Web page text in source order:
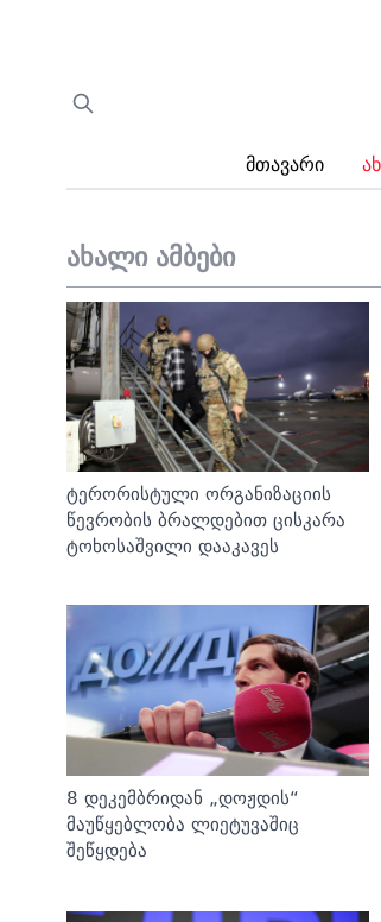
Მთავარი
ახალი ამბები
ტერორისტული ორგანიზაციის
წევრობის ბრალდებით ცისკარა
ტოხოსაშვილი დააკავეს
8 დეკემბრიდან „დოჟდის“
მაუწყებლობა ლიეტუვაშიც
შეწყდება